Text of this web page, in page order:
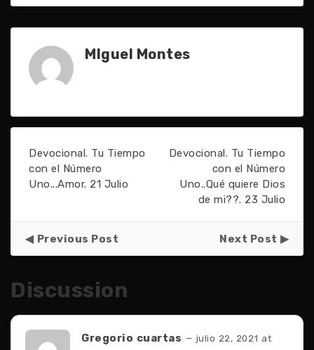
MIguel Montes
Devocional. Tu Tiempo
con el Número
Uno...Amor. 21 Julio
Devocional. Tu Tiempo
con el Número
Uno..Qué quiere Dios
de mi??. 23 Julio
Previous Post Next Post
Discussion
Gregorio cuartas — julio 22, 2021 at